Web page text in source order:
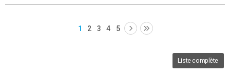
1 2 3 4 5
Liste complète